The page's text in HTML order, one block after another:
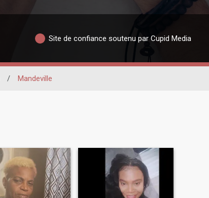
Site de confiance soutenu par Cupid Media
/ Mandeville